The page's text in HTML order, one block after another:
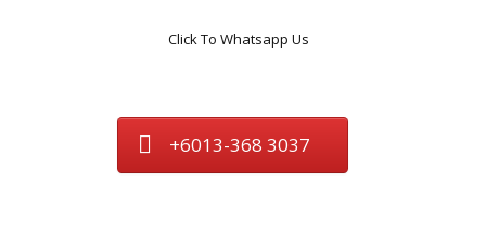
Click To Whatsapp Us
+6013-368 3037